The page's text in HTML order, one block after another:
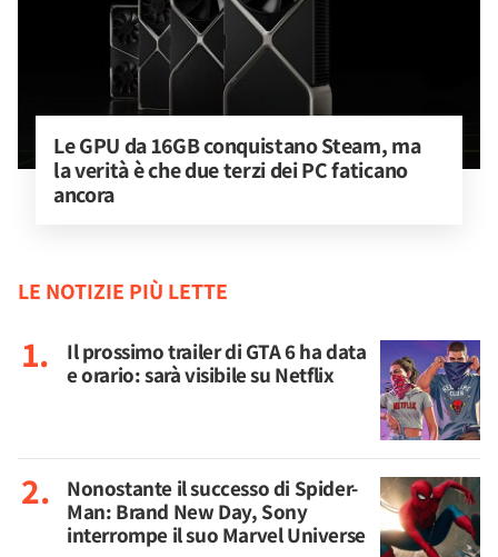
Le GPU da 16GB conquistano Steam, ma
la verità è che due terzi dei PC faticano
ancora
LE NOTIZIE PIÙ LETTE
Il prossimo trailer di GTA 6 ha data
e orario: sarà visibile su Netflix
Nonostante il successo di Spider-
Man: Brand New Day, Sony
interrompe il suo Marvel Universe